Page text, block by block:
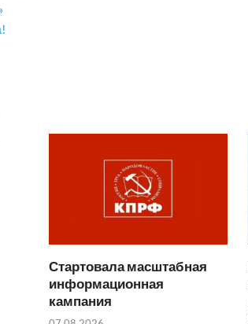
Стартовала масштабная
информационная
кампания